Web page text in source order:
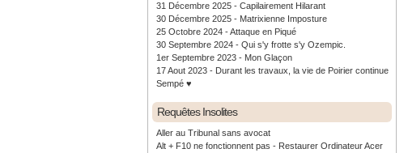
31 Décembre 2025 - Capilairement Hilarant
30 Décembre 2025 - Matrixienne Imposture
25 Octobre 2024 - Attaque en Piqué
30 Septembre 2024 - Qui s'y frotte s'y Ozempic.
1er Septembre 2023 - Mon Glaçon
17 Aout 2023 - Durant les travaux, la vie de Poirier continue
Sempé ♥️
Requêtes Insolites
Aller au Tribunal sans avocat
Alt + F10 ne fonctionnent pas - Restaurer Ordinateur Acer